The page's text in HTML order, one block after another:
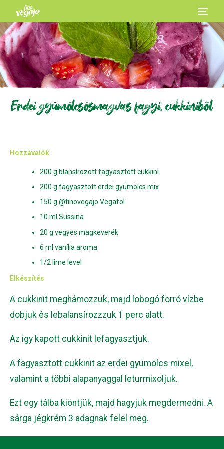
Erdei gyümölcsös magvas fagyi, cukkiniből
Hozzávalók
200 g blansírozott fagyasztott cukkini
200 g fagyasztott erdei gyümölcs mix
150 g @finovegajo Vegaföl
10 ml Süssina
20 g vegyes magkeverék
6 ml vanília aroma
1/2 lime level
Elkészítés
A cukkinit meghámozzuk, majd lobogó forró vízbe
dobjuk és lebalansírozzzuk 1 perc alatt.
Az így kapott cukkinit lefagyasztjuk.
A fagyasztott cukkinit az erdei gyümölcs mixel,
valamint a többi alapanyaggal leturmixoljuk.
Ezt egy tálba kiöntjük, majd hagyjuk megdermedni. A
sárga jégkrém 3 adagnak felel meg.